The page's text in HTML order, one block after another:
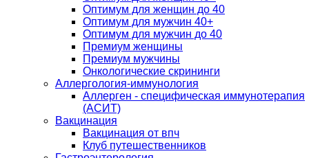
Оптимум для женщин до 40
Оптимум для мужчин 40+
Оптимум для мужчин до 40
Премиум женщины
Премиум мужчины
Онкологические скрининги
Аллергология-иммунология
Аллерген - специфическая иммунотерапия
(АСИТ)
Вакцинация
Вакцинация от впч
Клуб путешественников